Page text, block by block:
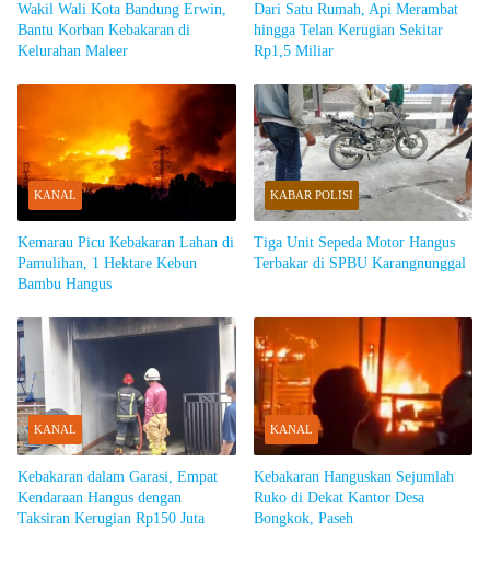
Wakil Wali Kota Bandung Erwin,
Bantu Korban Kebakaran di
Kelurahan Maleer
Dari Satu Rumah, Api Merambat
hingga Telan Kerugian Sekitar
Rp1,5 Miliar
KANAL
Kemarau Picu Kebakaran Lahan di
Pamulihan, 1 Hektare Kebun
Bambu Hangus
KABAR POLISI
Tiga Unit Sepeda Motor Hangus
Terbakar di SPBU Karangnunggal ​
KANAL
Kebakaran dalam Garasi, Empat
Kendaraan Hangus dengan
Taksiran Kerugian Rp150 Juta
KANAL
Kebakaran Hanguskan Sejumlah
Ruko di Dekat Kantor Desa
Bongkok, Paseh